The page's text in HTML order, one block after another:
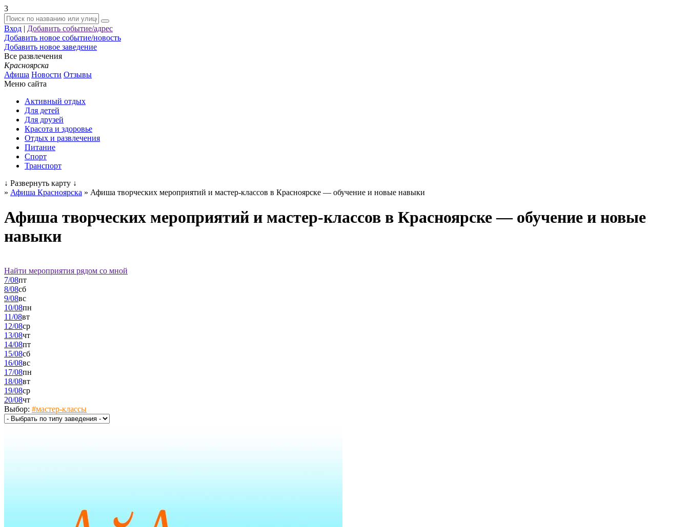
3
Вход | Добавить событие/адрес
Добавить новое событие/новость
Добавить новое заведение
Все развлечения
Красноярска
Афиша Новости Отзывы
Меню сайта
Активный отдых
Для детей
Для друзей
Красота и здоровье
Отдых и развлечения
Питание
Спорт
Транспорт
↓ Развернуть карту ↓
» Афиша Красноярска » Афиша творческих мероприятий и мастер-классов в Красноярске — обучение и новые навыки
Афиша творческих мероприятий и мастер-классов в Красноярске — обучение и новые
навыки
Найти мероприятия рядом со мной
7/08пт
8/08сб
9/08вс
10/08пн
11/08вт
12/08ср
13/08чт
14/08пт
15/08сб
16/08вс
17/08пн
18/08вт
19/08ср
20/08чт
Выбор: #мастер-классы